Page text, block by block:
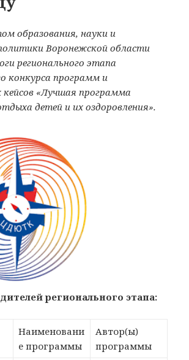
образования, науки и
Воронежской области
регионального этапа
конкурса программ и
кейсов «Лучшая программа
детей и их оздоровления».
регионального этапа:
Наименовани
е программы
Автор(ы)
программы